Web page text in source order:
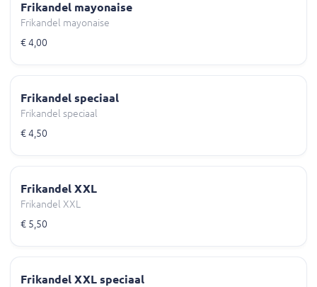
Frikandel mayonaise
Frikandel mayonaise
€ 4,00
Frikandel speciaal
Frikandel speciaal
€ 4,50
Frikandel XXL
Frikandel XXL
€ 5,50
Frikandel XXL speciaal